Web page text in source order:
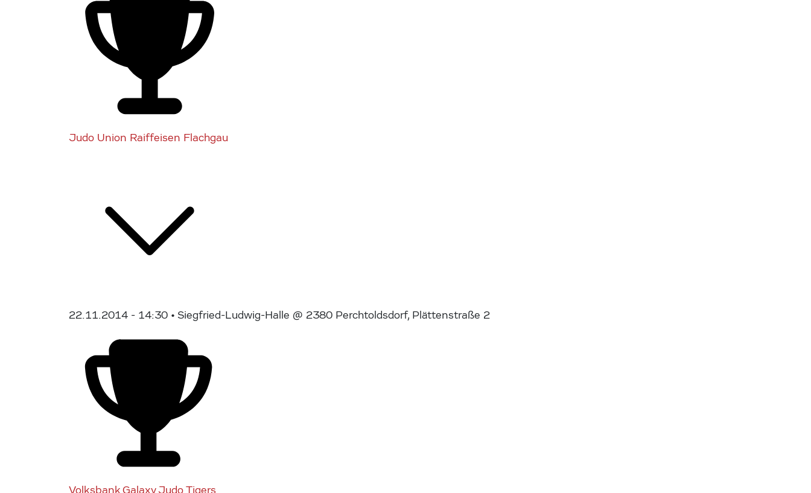
Judo Union Raiffeisen Flachgau
22.11.2014 - 14:30 • Siegfried-Ludwig-Halle @ 2380 Perchtoldsdorf, Plättenstraße 2
Volksbank Galaxy Judo Tigers